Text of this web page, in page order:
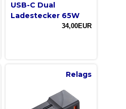
USB-C Dual
Ladestecker 65W
34,00EUR
Relags